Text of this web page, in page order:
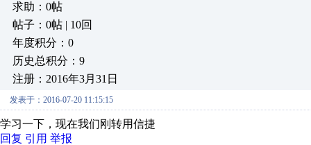
求助：0帖
帖子：0帖 | 10回
年度积分：0
历史总积分：9
注册：2016年3月31日
发表于：2016-07-20 11:15:15
学习一下，现在我们刚转用信捷
回复 引用 举报